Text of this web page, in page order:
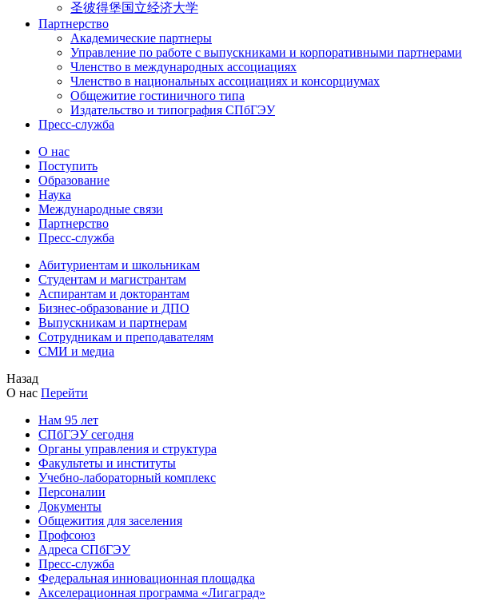
圣彼得堡国立经济大学
Партнерство
Академические партнеры
Управление по работе с выпускниками и корпоративными партнерами
Членство в международных ассоциациях
Членство в национальных ассоциациях и консорциумах
Общежитие гостиничного типа
Издательство и типография СПбГЭУ
Пресс-служба
О нас
Поступить
Образование
Наука
Международные связи
Партнерство
Пресс-служба
Абитуриентам и школьникам
Студентам и магистрантам
Аспирантам и докторантам
Бизнес-образование и ДПО
Выпускникам и партнерам
Сотрудникам и преподавателям
СМИ и медиа
Назад
О нас Перейти
Нам 95 лет
СПбГЭУ сегодня
Органы управления и структура
Факультеты и институты
Учебно-лабораторный комплекс
Персоналии
Документы
Общежития для заселения
Профсоюз
Адреса СПбГЭУ
Пресс-служба
Федеральная инновационная площадка
Акселерационная программа «Лигаград»­­